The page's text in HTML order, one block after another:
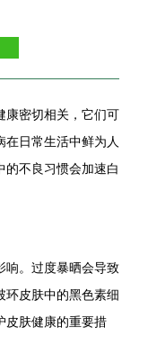
密切相关，它们可
在日常生活中鲜为人
的不良习惯会加速白
。过度暴晒会导致
环皮肤中的黑色素细
皮肤健康的重要措